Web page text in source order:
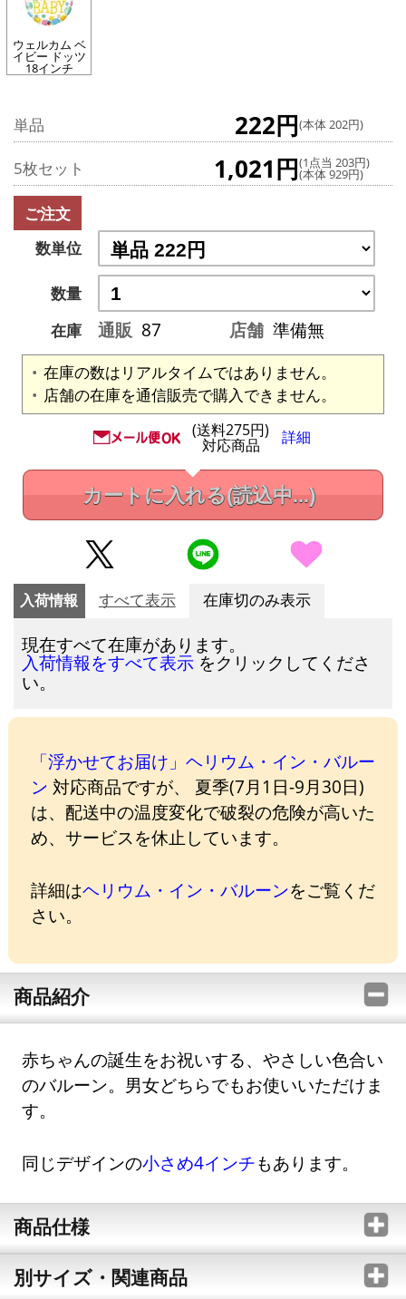
ウェルカム ベ
イビー ドッツ
18インチ
単品 222円(本体 202円)
5枚セット 1,021円(1点当 203円)
(本体 929円)
ご注文
数単位
数量
在庫
通販 87 店舗 準備無
在庫の数はリアルタイムではありません。
店舗の在庫を通信販売で購入できません。
(送料275円)
対応商品 詳細
カートに入れる(読込中...)
入荷情報 すべて表示 在庫切のみ表示
現在すべて在庫があります。
入荷情報をすべて表示 をクリックしてくださ
い。
「浮かせてお届け」ヘリウム・イン・バルー
ン 対応商品ですが、 夏季(7月1日-9月30日)
は、配送中の温度変化で破裂の危険が高いた
め、サービスを休止しています。
詳細はヘリウム・イン・バルーンをご覧くだ
さい。
商品紹介
赤ちゃんの誕生をお祝いする、やさしい色合い
のバルーン。男女どちらでもお使いいただけま
す。
同じデザインの小さめ4インチもあります。
商品仕様
別サイズ・関連商品